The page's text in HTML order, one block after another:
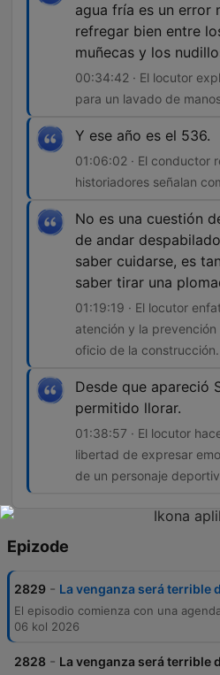
agua fría es un error
refregar bien entre
muñecas y los
00:34:42 · El locutor
para un lavado de
Y ese año es el 536.
01:06:02 · El conductor
historiadores señalan
No es una cuestión
de andar
saber cuidarse, es
saber tirar una
01:19:19 · El locutor
atención y la
oficio de la construcción.
Desde que apareció
permitido llorar.
01:38:57 · El locutor
libertad de expresar
de un personaje
Epizode
2829 - La venganza será terrible
06 kol 2026
2828 - La venganza será terrible